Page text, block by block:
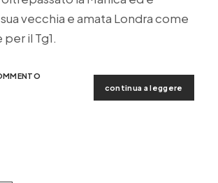
vecchia e amata Londra come
il Tg1.
continua a leggere
ad